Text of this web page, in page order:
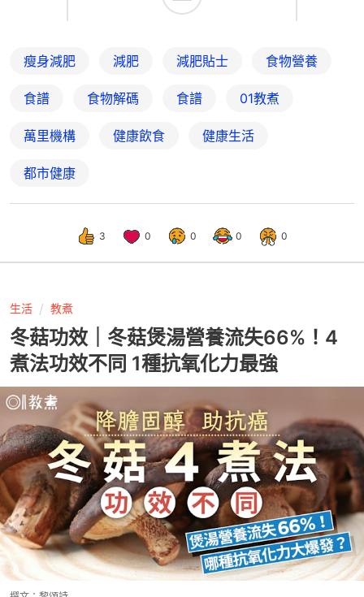
瘦身減肥 減肥 減肥貼士 食物營養
食譜 食物解碼 食譜 01教煮
萬里機構 健康飲食 健康生活
都市健康
3 0 0 0 0
生活 教煮
冬菇功效｜冬菇煲湯營養流失66%！4
煮法功效不同 1種抗氧化力最強